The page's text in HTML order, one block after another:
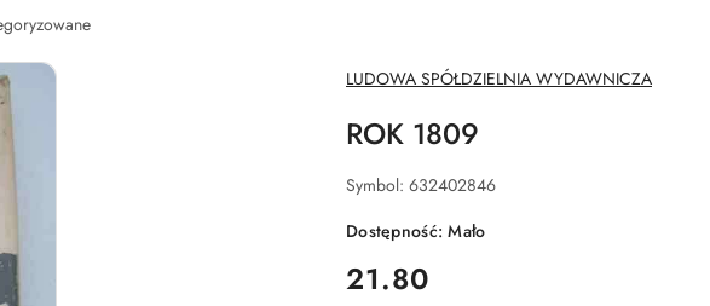
NAZWA
PRODUCENTA:
LUDOWA SPÓŁDZIELNIA WYDAWNICZA
ROK 1809
Symbol: 632402846
Dostępność:Mało
cena:
21.80